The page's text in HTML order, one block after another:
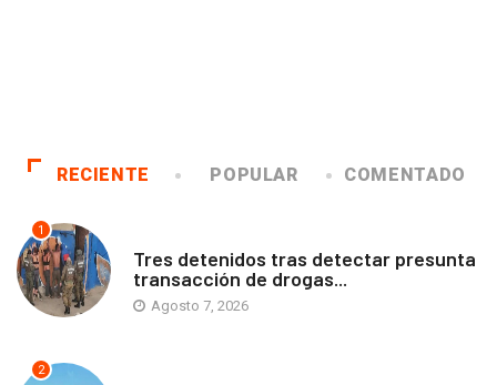
RECIENTE POPULAR COMENTADO
1
Tres detenidos tras detectar presunta
transacción de drogas...
Agosto 7, 2026
2